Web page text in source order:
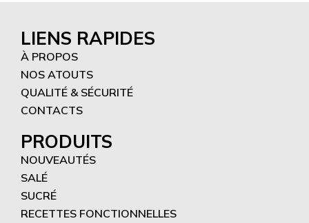
LIENS RAPIDES
À PROPOS
NOS ATOUTS
QUALITÉ & SÉCURITÉ
CONTACTS
PRODUITS
NOUVEAUTÉS
SALÉ
SUCRÉ
RECETTES FONCTIONNELLES